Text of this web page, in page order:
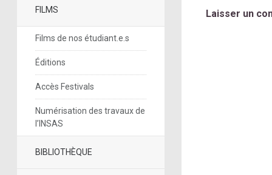
FILMS
Films de nos étudiant.e.s
Éditions
Accès Festivals
Numérisation des travaux de
l’INSAS
BIBLIOTHÈQUE
Laisser un